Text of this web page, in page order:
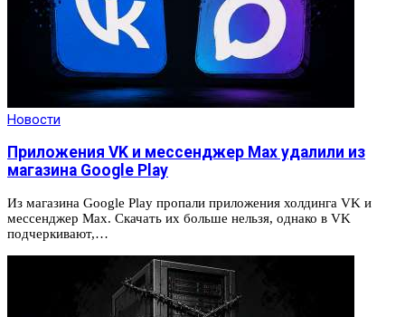
Новости
Приложения VK и мессенджер Max удалили из
магазина Google Play
Из магазина Google Play пропали приложения холдинга VK и
мессенджер Max. Скачать их больше нельзя, однако в VK
подчеркивают,…